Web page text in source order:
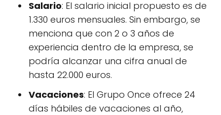
Salario: El salario inicial propuesto es de
1.330 euros mensuales. Sin embargo, se
menciona que con 2 o 3 años de
experiencia dentro de la empresa, se
podría alcanzar una cifra anual de
hasta 22.000 euros.
Vacaciones: El Grupo Once ofrece 24
días hábiles de vacaciones al año,